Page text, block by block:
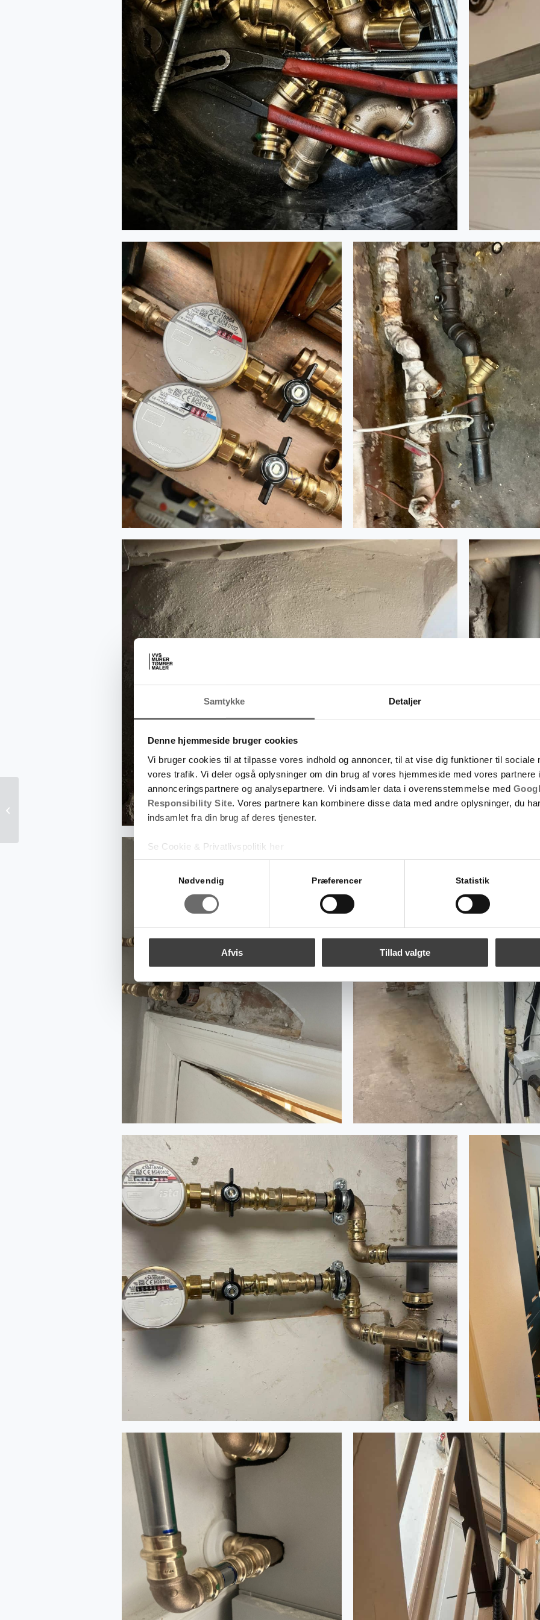
Samtykke Detaljer
Denne hjemmeside bruger cookies
Vi bruger cookies til at tilpasse vores indhold og annoncer, til at vise dig funktioner til sociale
vores trafik. Vi deler også oplysninger om din brug af vores hjemmeside med vores partnere
annonceringspartnere og analysepartnere. Vi indsamler data i overensstemmelse med
Responsibility Site. Vores partnere kan kombinere disse data med andre oplysninger, du
indsamlet fra din brug af deres tjenester.
Se Cookie & Privatlivspolitik
Nødvendig Præferencer Statistik
Afvis Tillad valgte